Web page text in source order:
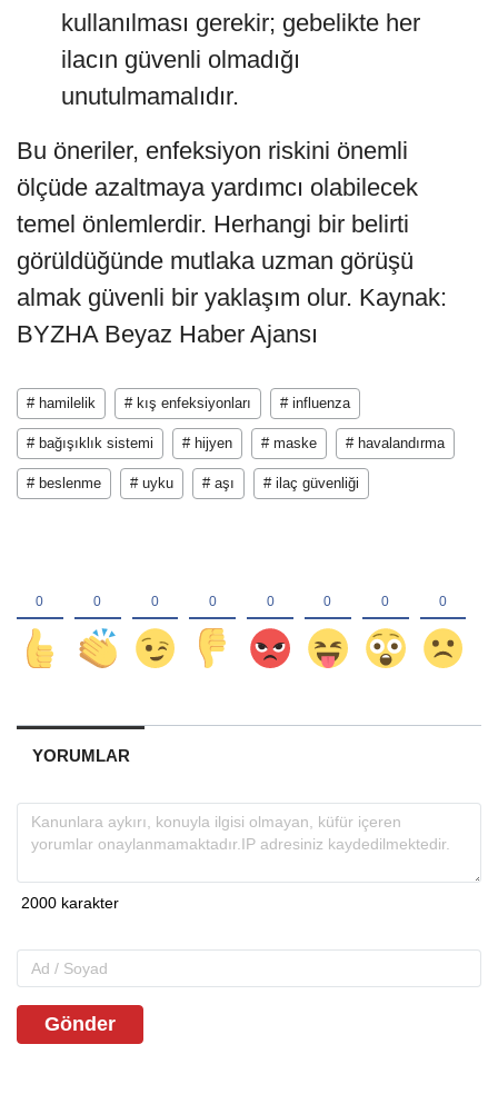
kullanılması gerekir; gebelikte her
ilacın güvenli olmadığı
unutulmamalıdır.
Bu öneriler, enfeksiyon riskini önemli
ölçüde azaltmaya yardımcı olabilecek
temel önlemlerdir. Herhangi bir belirti
görüldüğünde mutlaka uzman görüşü
almak güvenli bir yaklaşım olur. Kaynak:
BYZHA Beyaz Haber Ajansı
# hamilelik # kış enfeksiyonları # influenza
# bağışıklık sistemi # hijyen # maske # havalandırma
# beslenme # uyku # aşı # ilaç güvenliği
YORUMLAR
Gönder